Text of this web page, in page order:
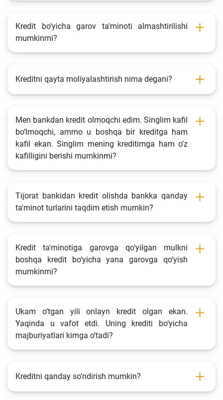
Kredit bo‘yicha garov ta'minoti almashtirilishi
mumkinmi?
Kreditni qayta moliyalashtirish nima degani?
Men bankdan kredit olmoqchi edim. Singlim kafil
bo‘lmoqchi, ammo u boshqa bir kreditga ham
kafil ekan. Singlim mening kreditimga ham o‘z
kafilligini berishi mumkinmi?
Tijorat bankidan kredit olishda bankka qanday
ta'minot turlarini taqdim etish mumkin?
Kredit ta'minotiga garovga qo‘yilgan mulkni
boshqa kredit bo‘yicha yana garovga qo‘yish
mumkinmi?
Ukam o‘tgan yili onlayn kredit olgan ekan.
Yaqinda u vafot etdi. Uning krediti bo‘yicha
majburiyatlari kimga o‘tadi?
Kreditni qanday so‘ndirish mumkin?